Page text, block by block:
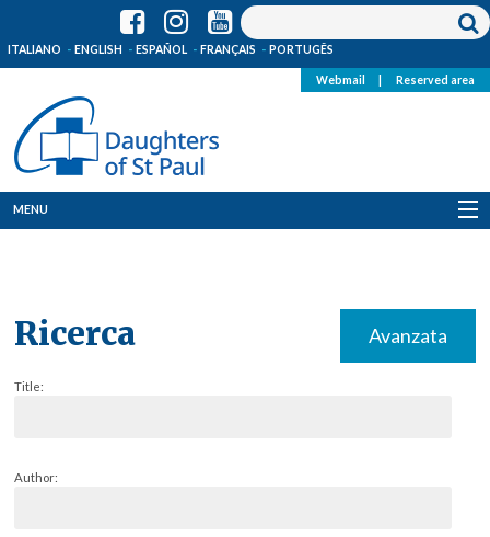
ITALIANO ENGLISH ESPAÑOL FRANÇAIS PORTUGÊS
Webmail Reserved area
MENU
Ricerca Avanzata
Title:
Author: